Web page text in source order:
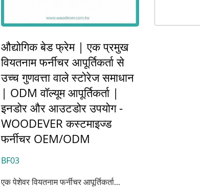
औद्योगिक बेड फ्रेम | एक प्रमुख
वियतनाम फर्नीचर आपूर्तिकर्ता से
उच्च गुणवत्ता वाले स्टोरेज समाधान
| ODM वॉल्यूम आपूर्तिकर्ता |
इनडोर और आउटडोर उपयोग -
WOODEVER कस्टमाइज्ड
फर्नीचर OEM/ODM
BF03
एक पेशेवर वियतनाम फर्नीचर आपूर्तिकर्ता...